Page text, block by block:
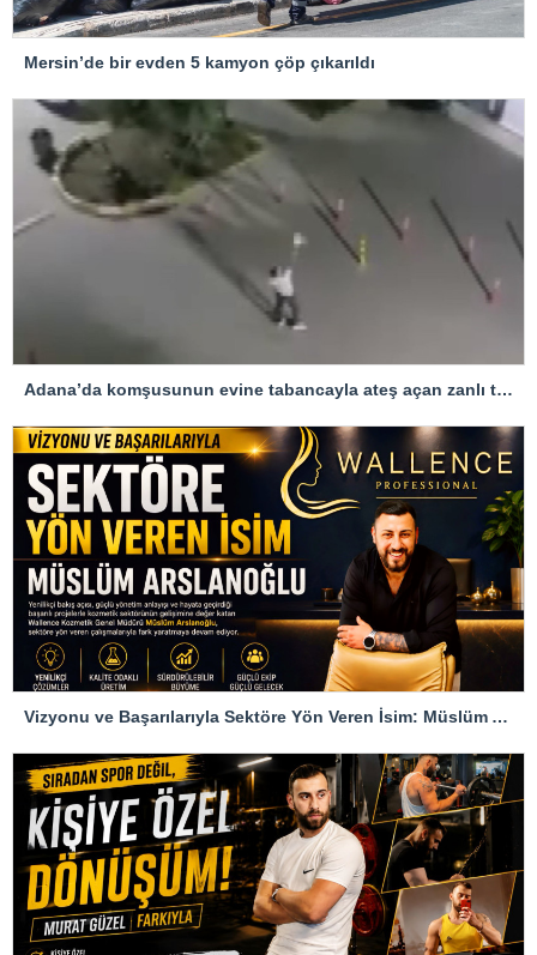
Mersin’de bir evden 5 kamyon çöp çıkarıldı
Adana’da komşusunun evine tabancayla ateş açan zanlı tutuklandı
Vizyonu ve Başarılarıyla Sektöre Yön Veren İsim: Müslüm Arslanoğlu